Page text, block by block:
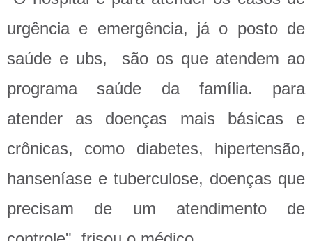
urgência e emergência, já o posto de
saúde e ubs, são os que atendem ao
programa saúde da família. para
atender as doenças mais básicas e
crônicas, como diabetes, hipertensão,
hanseníase e tuberculose, doenças que
precisam de um atendimento de